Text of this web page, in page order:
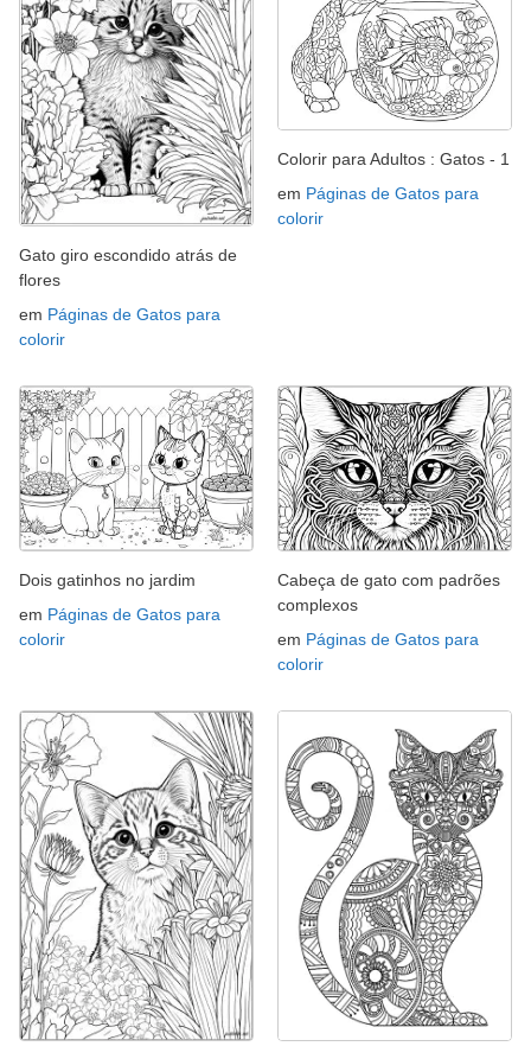
Gato giro escondido atrás de
flores
em Páginas de Gatos para
colorir
Colorir para Adultos : Gatos - 1
em Páginas de Gatos para
colorir
Dois gatinhos no jardim
em Páginas de Gatos para
colorir
Cabeça de gato com padrões
complexos
em Páginas de Gatos para
colorir